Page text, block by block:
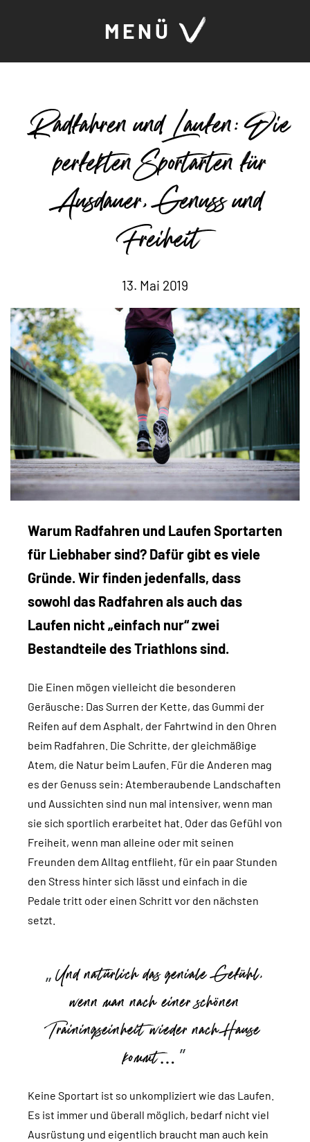
MENÜ
Radfahren und Laufen: Die
perfekten Sportarten für
Ausdauer, Genuss und
Freiheit
13. Mai 2019
Warum Radfahren und Laufen Sportarten
für Liebhaber sind? Dafür gibt es viele
Gründe. Wir finden jedenfalls, dass
sowohl das Radfahren als auch das
Laufen nicht „einfach nur“ zwei
Bestandteile des Triathlons sind.
Die Einen mögen vielleicht die besonderen
Geräusche: Das Surren der Kette, das Gummi der
Reifen auf dem Asphalt, der Fahrtwind in den Ohren
beim Radfahren. Die Schritte, der gleichmäßige
Atem, die Natur beim Laufen. Für die Anderen mag
es der Genuss sein: Atemberaubende Landschaften
und Aussichten sind nun mal intensiver, wenn man
sie sich sportlich erarbeitet hat. Oder das Gefühl von
Freiheit, wenn man alleine oder mit seinen
Freunden dem Alltag entflieht, für ein paar Stunden
den Stress hinter sich lässt und einfach in die
Pedale tritt oder einen Schritt vor den nächsten
setzt.
Und natürlich das geniale Gefühl,
wenn man nach einer schönen
Trainingseinheit wieder nach Hause
kommt…
Keine Sportart ist so unkompliziert wie das Laufen.
Es ist immer und überall möglich, bedarf nicht viel
Ausrüstung und eigentlich braucht man auch kein